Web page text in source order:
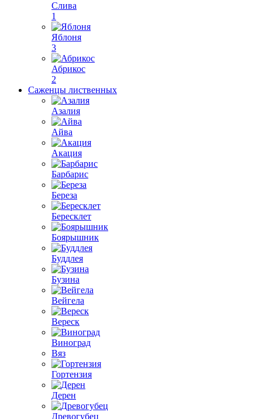
Слива
1
Яблоня
3
Абрикос
2
Саженцы лиственных
Азалия
Айва
Акация
Барбарис
Береза
Бересклет
Боярышник
Буддлея
Бузина
Вейгела
Вереск
Виноград
Вяз
Гортензия
Дерен
Древогубец